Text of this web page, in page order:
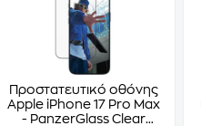
Προστατευτικό οθόνης
Apple iPhone 17 Pro Max
- PanzerGlass Clear